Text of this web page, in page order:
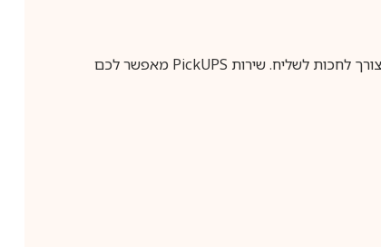
לחכות לשליח. שירות PickUPS מאפשר לכם